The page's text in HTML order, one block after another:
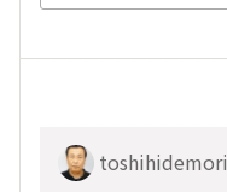
toshihidemori